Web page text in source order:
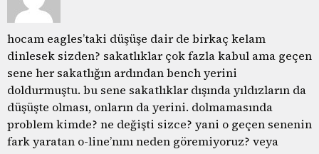
hocam eagles’taki düşüşe dair de birkaç kelam
dinlesek sizden? sakatlıklar çok fazla kabul ama geçen
sene her sakatlığın ardından bench yerini
doldurmuştu. bu sene sakatlıklar dışında yıldızların da
düşüşte olması, onların da yerini. dolmamasında
problem kimde? ne değişti sizce? yani o geçen senenin
fark yaratan o-line’nını neden göremiyoruz? veya